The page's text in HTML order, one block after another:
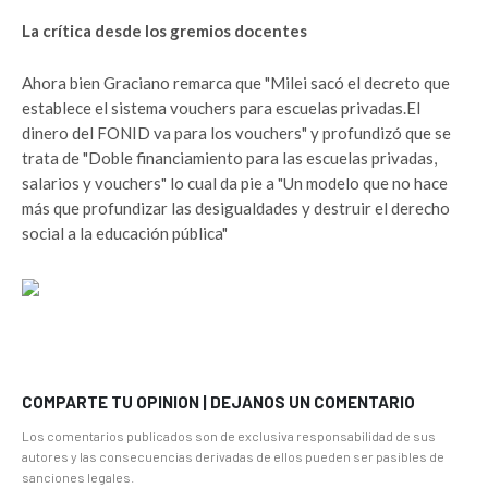
La crítica desde los gremios docentes
Ahora bien Graciano remarca que "Milei sacó el decreto que
establece el sistema vouchers para escuelas privadas.El
dinero del FONID va para los vouchers" y profundizó que se
trata de "Doble financiamiento para las escuelas privadas,
salarios y vouchers" lo cual da pie a "Un modelo que no hace
más que profundizar las desigualdades y destruir el derecho
social a la educación pública"
COMPARTE TU OPINION | DEJANOS UN COMENTARIO
Los comentarios publicados son de exclusiva responsabilidad de sus
autores y las consecuencias derivadas de ellos pueden ser pasibles de
sanciones legales.